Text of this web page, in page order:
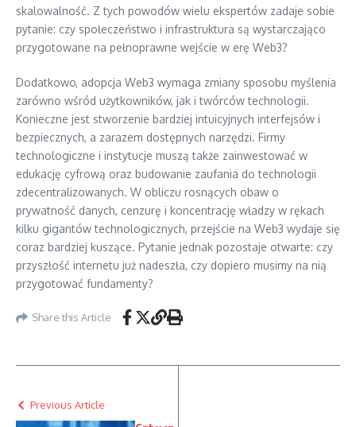
skalowalność. Z tych powodów wielu ekspertów zadaje sobie
pytanie: czy społeczeństwo i infrastruktura są wystarczająco
przygotowane na pełnoprawne wejście w erę Web3?
Dodatkowo, adopcja Web3 wymaga zmiany sposobu myślenia
zarówno wśród użytkowników, jak i twórców technologii.
Konieczne jest stworzenie bardziej intuicyjnych interfejsów i
bezpiecznych, a zarazem dostępnych narzędzi. Firmy
technologiczne i instytucje muszą także zainwestować w
edukację cyfrową oraz budowanie zaufania do technologii
zdecentralizowanych. W obliczu rosnących obaw o
prywatność danych, cenzurę i koncentrację władzy w rękach
kilku gigantów technologicznych, przejście na Web3 wydaje się
coraz bardziej kuszące. Pytanie jednak pozostaje otwarte: czy
przyszłość internetu już nadeszła, czy dopiero musimy na nią
przygotować fundamenty?
Share this Article
Previous Article